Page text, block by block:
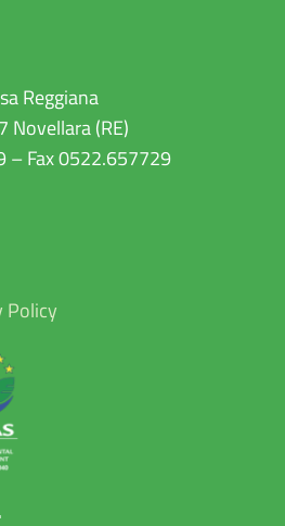
Reggiana
Novellara (RE)
– Fax 0522.657729
Policy